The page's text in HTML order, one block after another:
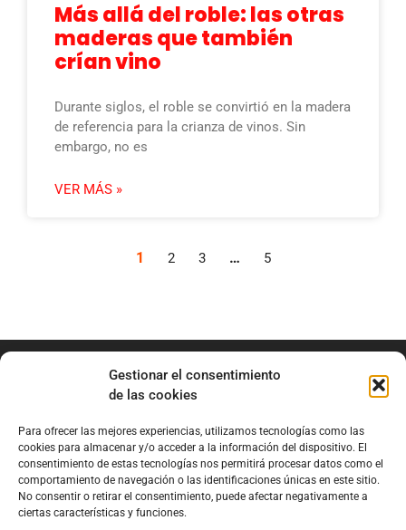
Gestionar el consentimiento
de las cookies
Para ofrecer las mejores experiencias, utilizamos tecnologías como las
cookies para almacenar y/o acceder a la información del dispositivo. El
consentimiento de estas tecnologías nos permitirá procesar datos como el
comportamiento de navegación o las identificaciones únicas en este sitio.
No consentir o retirar el consentimiento, puede afectar negativamente a
ciertas características y funciones.
Más allá del roble: las otras
maderas que también
crían vino
Durante siglos, el roble se convirtió en la madera
de referencia para la crianza de vinos. Sin
embargo, no es
VER MÁS »
1 2 3 … 5
info@marianobraga.com
BRAGA Academia
Podcast